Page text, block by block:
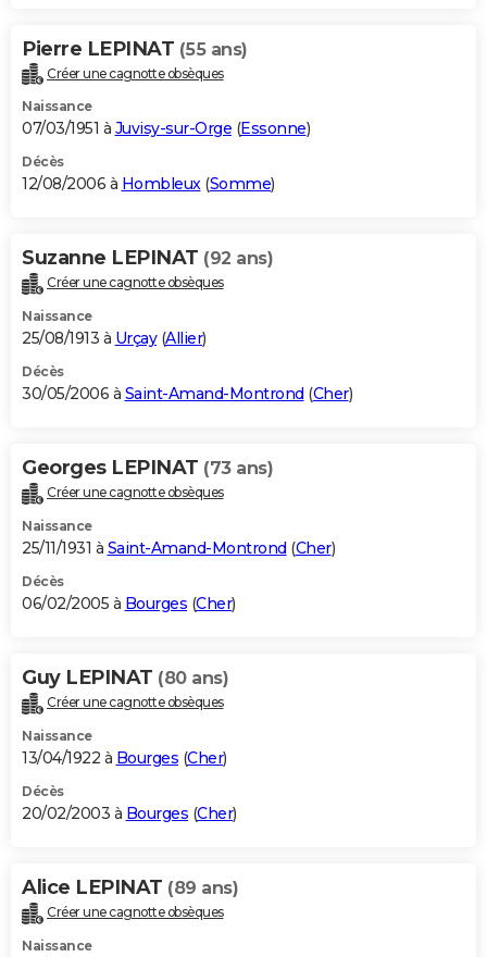
Pierre LEPINAT (55 ans)
Créer une cagnotte obsèques
Naissance
07/03/1951 à Juvisy-sur-Orge (Essonne)
Décès
12/08/2006 à Hombleux(Somme)
Suzanne LEPINAT (92 ans)
Créer une cagnotte obsèques
Naissance
25/08/1913 à Urçay(Allier)
Décès
30/05/2006 à Saint-Amand-Montrond (Cher)
Georges LEPINAT (73 ans)
Créer une cagnotte obsèques
Naissance
25/11/1931 à Saint-Amand-Montrond (Cher)
Décès
06/02/2005 à Bourges (Cher)
Guy LEPINAT (80 ans)
Créer une cagnotte obsèques
Naissance
13/04/1922 à Bourges (Cher)
Décès
20/02/2003 à Bourges (Cher)
Alice LEPINAT (89 ans)
Créer une cagnotte obsèques
Naissance